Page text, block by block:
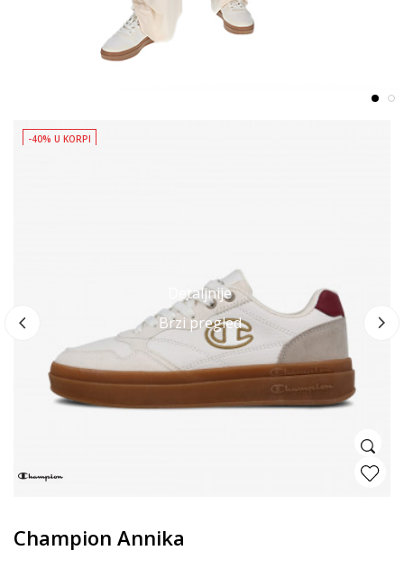
Detaljnije
Brzi pregled
-40% U KORPI
Champion Annika